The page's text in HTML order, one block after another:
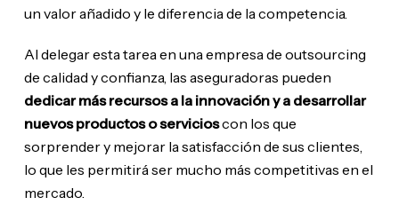
un valor añadido y le diferencia de la competencia.
Al delegar esta tarea en una empresa de outsourcing
de calidad y confianza, las aseguradoras pueden
dedicar más recursos a la innovación y a desarrollar
nuevos productos o servicioscon los que
sorprender y mejorar la satisfacción de sus clientes,
lo que les permitirá ser mucho más competitivas en el
mercado.